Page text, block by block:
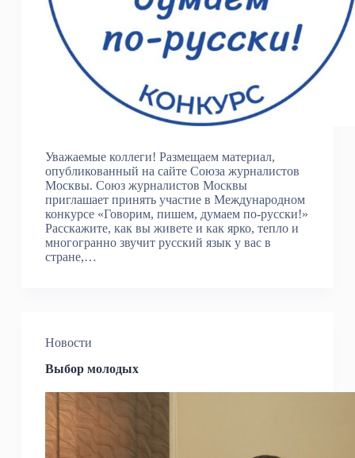
Уважаемые коллеги! Размещаем материал,
опубликованный на сайте Союза журналистов
Москвы. Союз журналистов Москвы
приглашает принять участие в Международном
конкурсе «Говорим, пишем, думаем по-русски!»
Расскажите, как вы живете и как ярко, тепло и
многогранно звучит русский язык у вас в
стране,…
Новости
Выбор молодых